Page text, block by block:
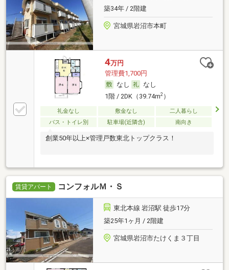
築34年 / 2階建
宮城県岩沼市本町
4万円
管理費1,700円
なし
なし
1階 / 2DK（39.74m2）
礼金なし 敷金なし
二人暮らし
バス・トイレ別
駐車場(近隣含) 南向き
創業50年以上×管理戸数東北トップクラス！
賃貸アパート コンフォルＭ・Ｓ
東北本線 岩沼駅 徒歩17分
築25年1ヶ月 / 2階建
宮城県岩沼市たけくま３丁目